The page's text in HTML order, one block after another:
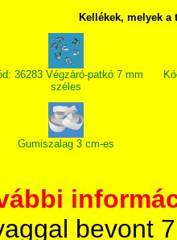
Kellékek, melyek
36283 Végzáró-patkó 7 mm
széles
Gumiszalag 3 cm-es
bevont